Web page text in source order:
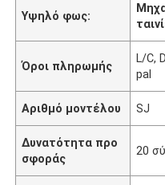
Υψηλό φως:
Όροι πληρωμής
L/C,
pal
Αριθμό μοντέλου SJ
Δυνατότητα προ
σφοράς
20